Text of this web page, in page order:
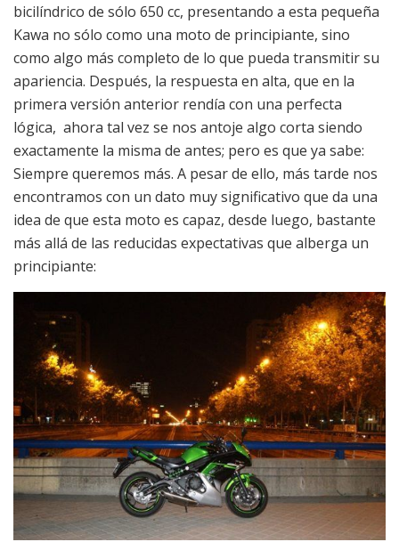
bicilíndrico de sólo 650 cc, presentando a esta pequeña
Kawa no sólo como una moto de principiante, sino
como algo más completo de lo que pueda transmitir su
apariencia. Después, la respuesta en alta, que en la
primera versión anterior rendía con una perfecta
lógica, ahora tal vez se nos antoje algo corta siendo
exactamente la misma de antes; pero es que ya sabe:
Siempre queremos más. A pesar de ello, más tarde nos
encontramos con un dato muy significativo que da una
idea de que esta moto es capaz, desde luego, bastante
más allá de las reducidas expectativas que alberga un
principiante: